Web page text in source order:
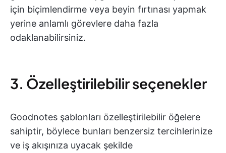
için biçimlendirme veya beyin fırtınası yapmak
yerine anlamlı görevlere daha fazla
odaklanabilirsiniz.
3. Özelleştirilebilir seçenekler
Goodnotes şablonları özelleştirilebilir öğelere
sahiptir, böylece bunları benzersiz tercihlerinize
ve iş akışınıza uyacak şekilde